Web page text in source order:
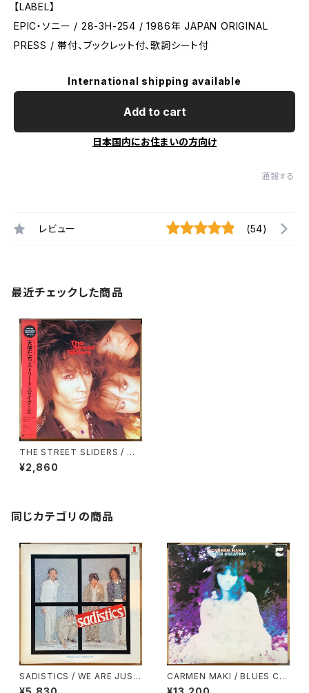
【LABEL】
EPIC・ソニー / 28-3H-254 / 1986年 JAPAN ORIGINAL
PRESS / 帯付、ブックレット付、歌詞シート付
International shipping available
Add to cart
日本国内にお住まいの方向け
通報する
レビュー (54)
最近チェックした商品
THE STREET SLIDERS / 天
使たち
¥2,860
同じカテゴリの商品
SADISTICS / WE ARE JUST
TAKING OFF
CARMEN MAKI / BLUES CR
EATION / CARMEN MAKI / B